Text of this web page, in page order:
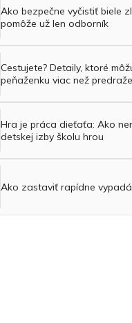
Ako bezpečne vyčistiť biele
pomôže už len odborník
Cestujete? Detaily, ktoré
peňaženku viac než
Hra je práca dieťaťa: Ako
detskej izby školu hrou
Ako zastaviť rapídne